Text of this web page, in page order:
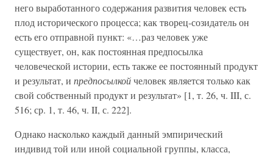
него выработанного содержания развития человек есть
плод исторического процесса; как творец-созидатель он
есть его отправной пункт: «…раз человек уже
существует, он, как постоянная предпосылка
человеческой истории, есть также ее постоянный продукт
и результат, и предпосылкойчеловек является только как
свой собственный продукт и результат» [1, т. 26, ч. III, с.
516; ср. 1, т. 46, ч. II, с. 222].
Однако насколько каждый данный эмпирический
индивид той или иной социальной группы, класса,